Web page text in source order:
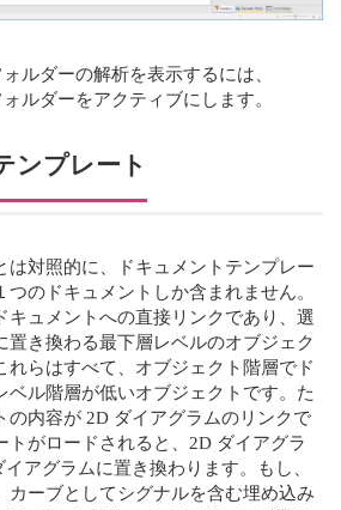
ォルダーの解析を表示するには、
ォルダーをアクティブにします。
ンプレート
は対照的に、ドキュメントテンプレー
つのドキュメントしか含まれません。
キュメントへの直接リンクであり、選
置き換わる最下層レベルのオブジェク
れらはすべて、オブジェクト階層でド
ベル階層が低いオブジェクトです。た
の内容が 2D ダイアグラムのリンクで
トがロードされると、2D ダイアグラ
アグラムに置き換わります。もし、
カーブとしてシグナルを含む埋め込み